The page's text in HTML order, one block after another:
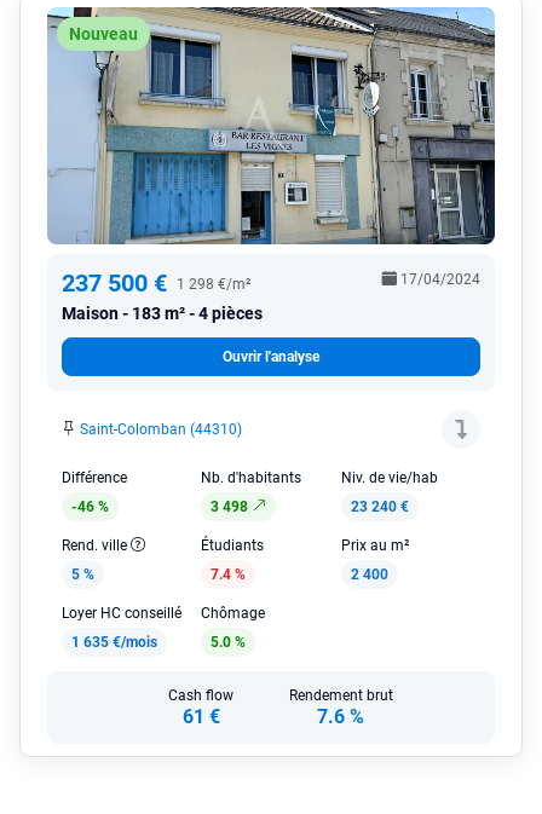
Nouveau
237 500 € 1 298 €/m²
Maison 183 m² - 4 pièces
17/04/2024
Ouvrir l'analyse
Saint-Colomban (44310)
Différence
-46 %
Nb. d'habitants
3 498
Niv. de vie/hab
23 240 €
Rend. ville
5 %
Étudiants
7.4 %
Prix au m²
2 400
Loyer HC conseillé
1 635 €/mois
Chômage
5.0 %
Cash flow
61 €
Rendement brut
7.6 %